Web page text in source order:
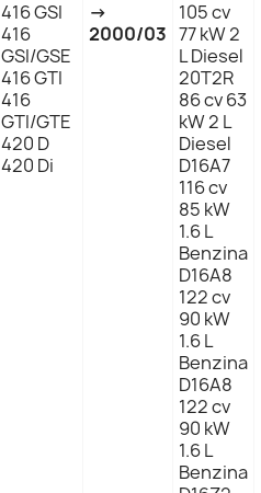
416 GSI
416
GSI/GSE
416 GTI
416
GTI/GTE
420 D
420 Di
→
2000/03
105 cv
77 kW 2
L Diesel
20T2R
86 cv 63
kW 2 L
Diesel
D16A7
116 cv
85 kW
1.6 L
Benzina
D16A8
122 cv
90 kW
1.6 L
Benzina
D16A8
122 cv
90 kW
1.6 L
Benzina